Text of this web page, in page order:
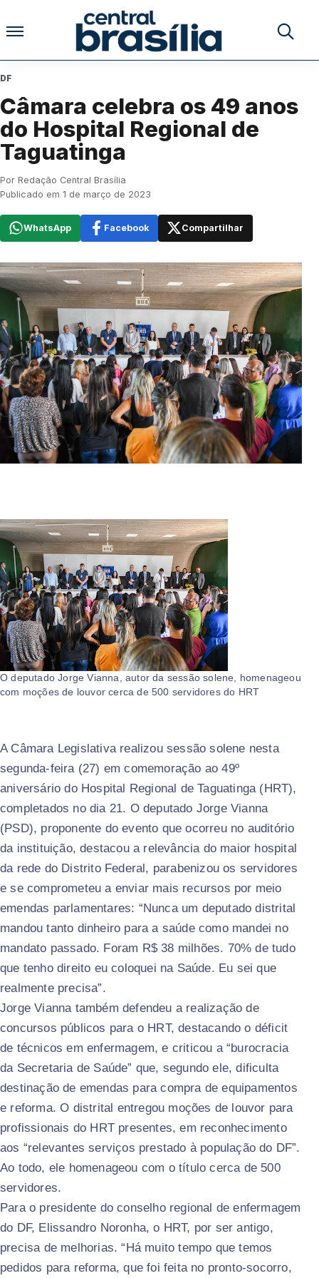
Pular para o conteúdo
Buscar
DF
Câmara celebra os 49 anos
do Hospital Regional de
Taguatinga
Por Redação Central Brasília
Publicado em 1 de março de 2023
WhatsApp Facebook Compartilhar
O deputado Jorge Vianna, autor da sessão solene, homenageou
com moções de louvor cerca de 500 servidores do HRT
A Câmara Legislativa realizou sessão solene nesta
segunda-feira (27) em comemoração ao 49º
aniversário do Hospital Regional de Taguatinga (HRT),
completados no dia 21. O deputado Jorge Vianna
(PSD), proponente do evento que ocorreu no auditório
da instituição, destacou a relevância do maior hospital
da rede do Distrito Federal, parabenizou os servidores
e se comprometeu a enviar mais recursos por meio
emendas parlamentares: “Nunca um deputado distrital
mandou tanto dinheiro para a saúde como mandei no
mandato passado. Foram R$ 38 milhões. 70% de tudo
que tenho direito eu coloquei na Saúde. Eu sei que
realmente precisa”.
Jorge Vianna também defendeu a realização de
concursos públicos para o HRT, destacando o déficit
de técnicos em enfermagem, e criticou a “burocracia
da Secretaria de Saúde” que, segundo ele, dificulta
destinação de emendas para compra de equipamentos
e reforma. O distrital entregou moções de louvor para
profissionais do HRT presentes, em reconhecimento
aos “relevantes serviços prestado à população do DF”.
Ao todo, ele homenageou com o título cerca de 500
servidores.
Para o presidente do conselho regional de enfermagem
do DF, Elissandro Noronha, o HRT, por ser antigo,
precisa de melhorias. “Há muito tempo que temos
pedidos para reforma, que foi feita no pronto-socorro,